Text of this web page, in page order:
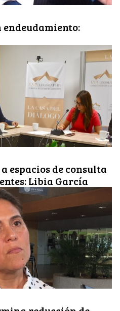
espacios de consulta
Libia García